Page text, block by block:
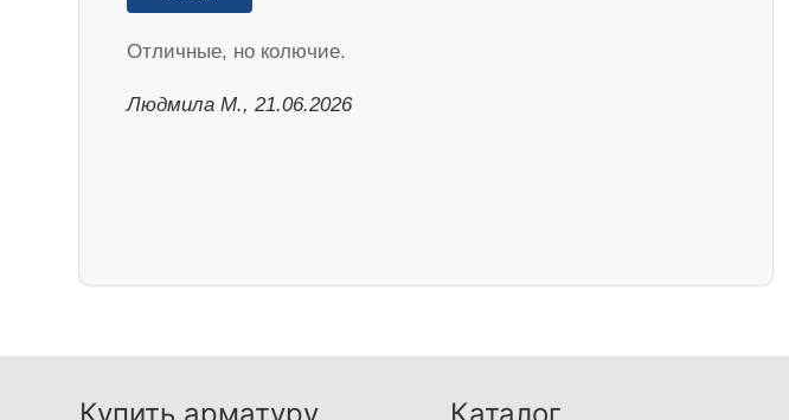
Отличные, но колючие.
Людмила М., 21.06.2026
Купить арматуру Каталог